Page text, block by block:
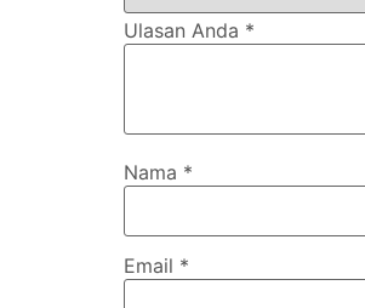
Ulasan Anda *
Nama *
Email *